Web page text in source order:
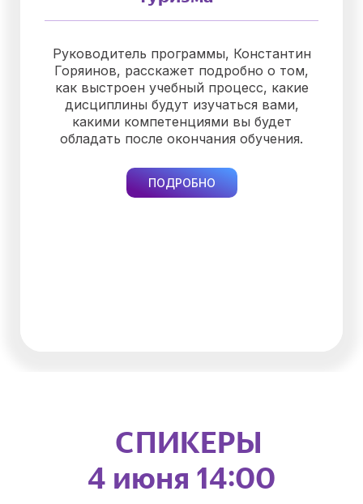
Руководитель программы, Константин
Горяинов, расскажет подробно о том,
как выстроен учебный процесс, какие
дисциплины будут изучаться вами,
какими компетенциями вы будет
обладать после окончания обучения.
ПОДРОБНО
СПИКЕРЫ
4 июня 14:00